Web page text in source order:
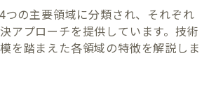
つの主要領域に分類され、それぞれ
アプローチを提供しています。技術
を踏まえた各領域の特徴を解説しま